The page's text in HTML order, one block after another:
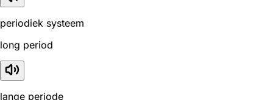
periodiek systeem
long period
lange periode